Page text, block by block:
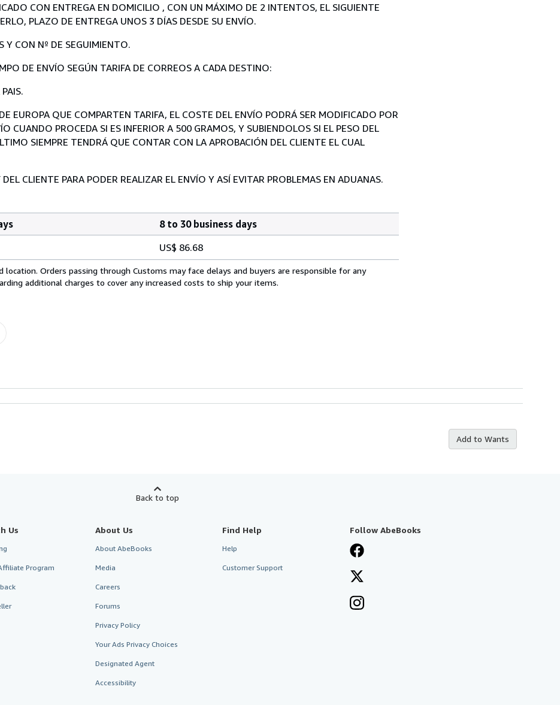
CON ENTREGA EN DOMICILIO , CON UN MÁXIMO DE 2 INTENTOS, EL SIGUIENTE
PLAZO DE ENTREGA UNOS 3 DÍAS DESDE SU ENVÍO.
Y CON Nº DE SEGUIMIENTO.
DE ENVÍO SEGÚN TARIFA DE CORREOS A CADA DESTINO:
EUROPA QUE COMPARTEN TARIFA, EL COSTE DEL ENVÍO PODRÁ SER MODIFICADO POR
CUANDO PROCEDA SI ES INFERIOR A 500 GRAMOS, Y SUBIENDOLOS SI EL PESO DEL
SIEMPRE TENDRÁ QUE CONTAR CON LA APROBACIÓN DEL CLIENTE EL CUAL
CLIENTE PARA PODER REALIZAR EL ENVÍO Y ASÍ EVITAR PROBLEMAS EN ADUANAS.
8 to 30 business days
US$ 86.68
Orders passing through Customs may face delays and buyers are responsible for any
additional charges to cover any increased costs to ship your items.
Add to Wants
Back to top
Us
Program
About Us
About AbeBooks
Media
Careers
Forums
Privacy Policy
Your Ads Privacy Choices
Designated Agent
Accessibility
Find Help
Help
Customer Support
Follow AbeBooks